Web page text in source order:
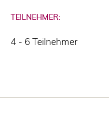
TEILNEHMER:
4 - 6 Teilnehmer